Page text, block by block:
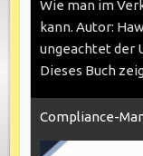
Wie man im
kann. Autor:
ungeachtet der
Dieses Buch
Compliance-